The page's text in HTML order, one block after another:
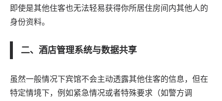
即使是其他住客也无法轻易获得你所居住房间内其他人的
身份资料。
二、酒店管理系统与数据共享
虽然一般情况下宾馆不会主动透露其他住客的信息，但在
特定情境下，例如紧急情况或者特殊要求（如警方调